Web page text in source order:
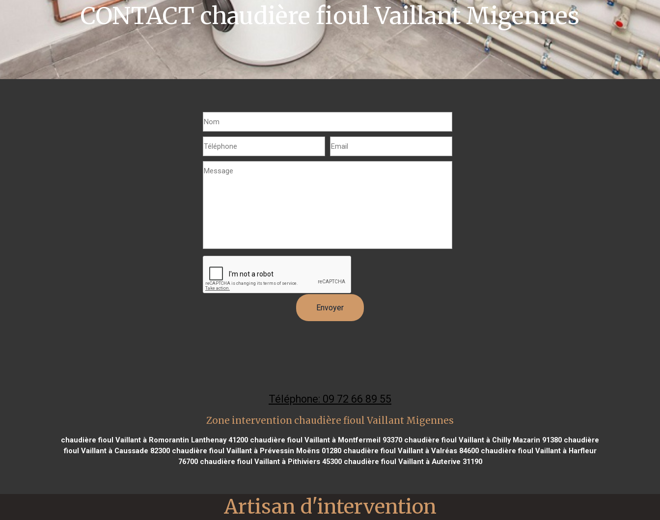
CONTACT chaudière fioul Vaillant Migennes
Téléphone: 09 72 66 89 55
Zone intervention chaudière fioul Vaillant Migennes
chaudière fioul Vaillant à Romorantin Lanthenay 41200 chaudière fioul Vaillant à Montfermeil 93370 chaudière fioul Vaillant à Chilly Mazarin 91380 chaudière
fioul Vaillant à Caussade 82300chaudière fioul Vaillant à Prévessin Moëns 01280chaudière fioul Vaillant à Valréas 84600chaudière fioul Vaillant à Harfleur
76700chaudière fioul Vaillant à Pithiviers 45300chaudière fioul Vaillant à Auterive 31190
Artisan d'intervention